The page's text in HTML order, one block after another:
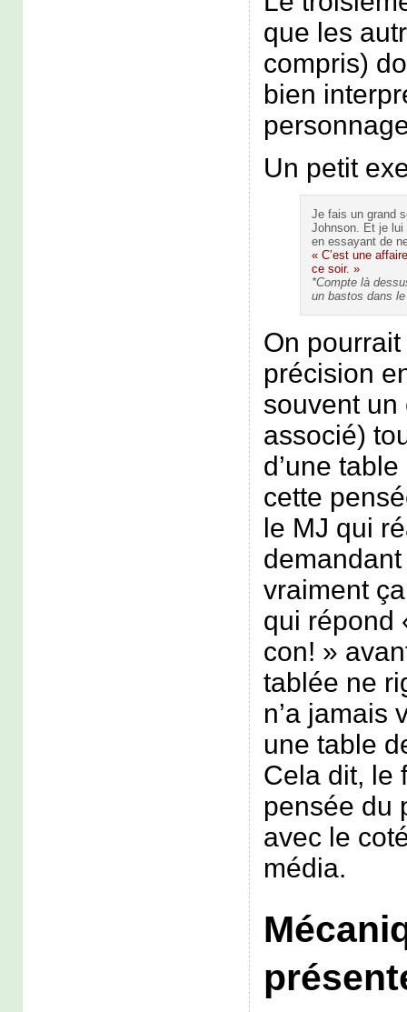
que les
compris)
bien
Un petit
Je fais un grand
Johnson. Et je lui
en essayant de
« C’est une
ce soir. »
*Compte là
un bastos dans
On
précision
souvent un
associé)
d’une
cette
le MJ qui
vraiment
qui répond
con! »
tablée ne
n’a jamais
une table
Cela dit, le
pensée du
avec le
média.